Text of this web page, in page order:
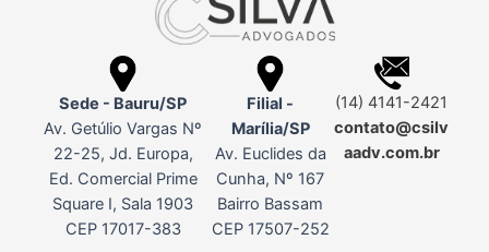
Sede - Bauru/SP
Av. Getúlio Vargas Nº
22-25, Jd. Europa,
Ed. Comercial Prime
Square I, Sala 1903
CEP 17017-383
Filial -
Marília/SP
Av. Euclides da
Cunha, Nº 167
Bairro Bassam
CEP 17507-252
(14) 4141-2421
contato@csilv
aadv.com.br